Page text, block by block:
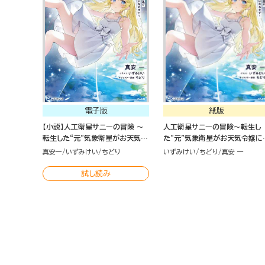
電子版
【小説】人工衛星サニーの冒険 ～
転生した“元”気象衛星がお天気令
嬢になるまで～
真安一 いずみけい ちどり
試し読み
紙版
人工衛星サニーの冒険～転生し
た"元"気象衛星がお天気令嬢に
るまで～
いずみけい ちどり 真安 一